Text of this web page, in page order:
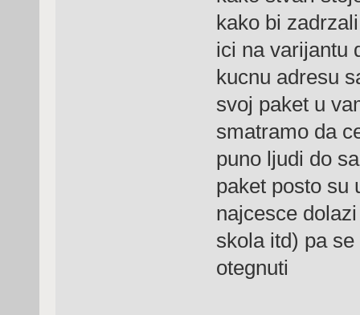
kako bi
ici na varijantu
kucnu adresu
svoj paket u
smatramo da
puno ljudi do
paket posto su
najcesce
skola itd) pa
otegnuti